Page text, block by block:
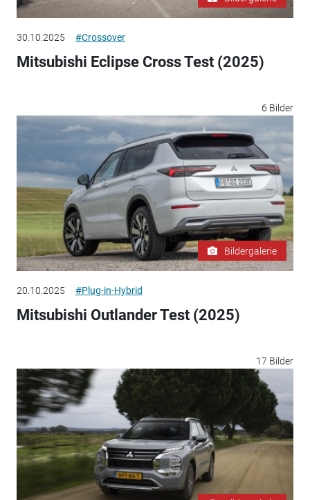
30.10.2025 #Crossover
Mitsubishi Eclipse Cross Test (2025)
6 Bilder
Bildergalerie
20.10.2025 #Plug-in-Hybrid
Mitsubishi Outlander Test (2025)
17 Bilder